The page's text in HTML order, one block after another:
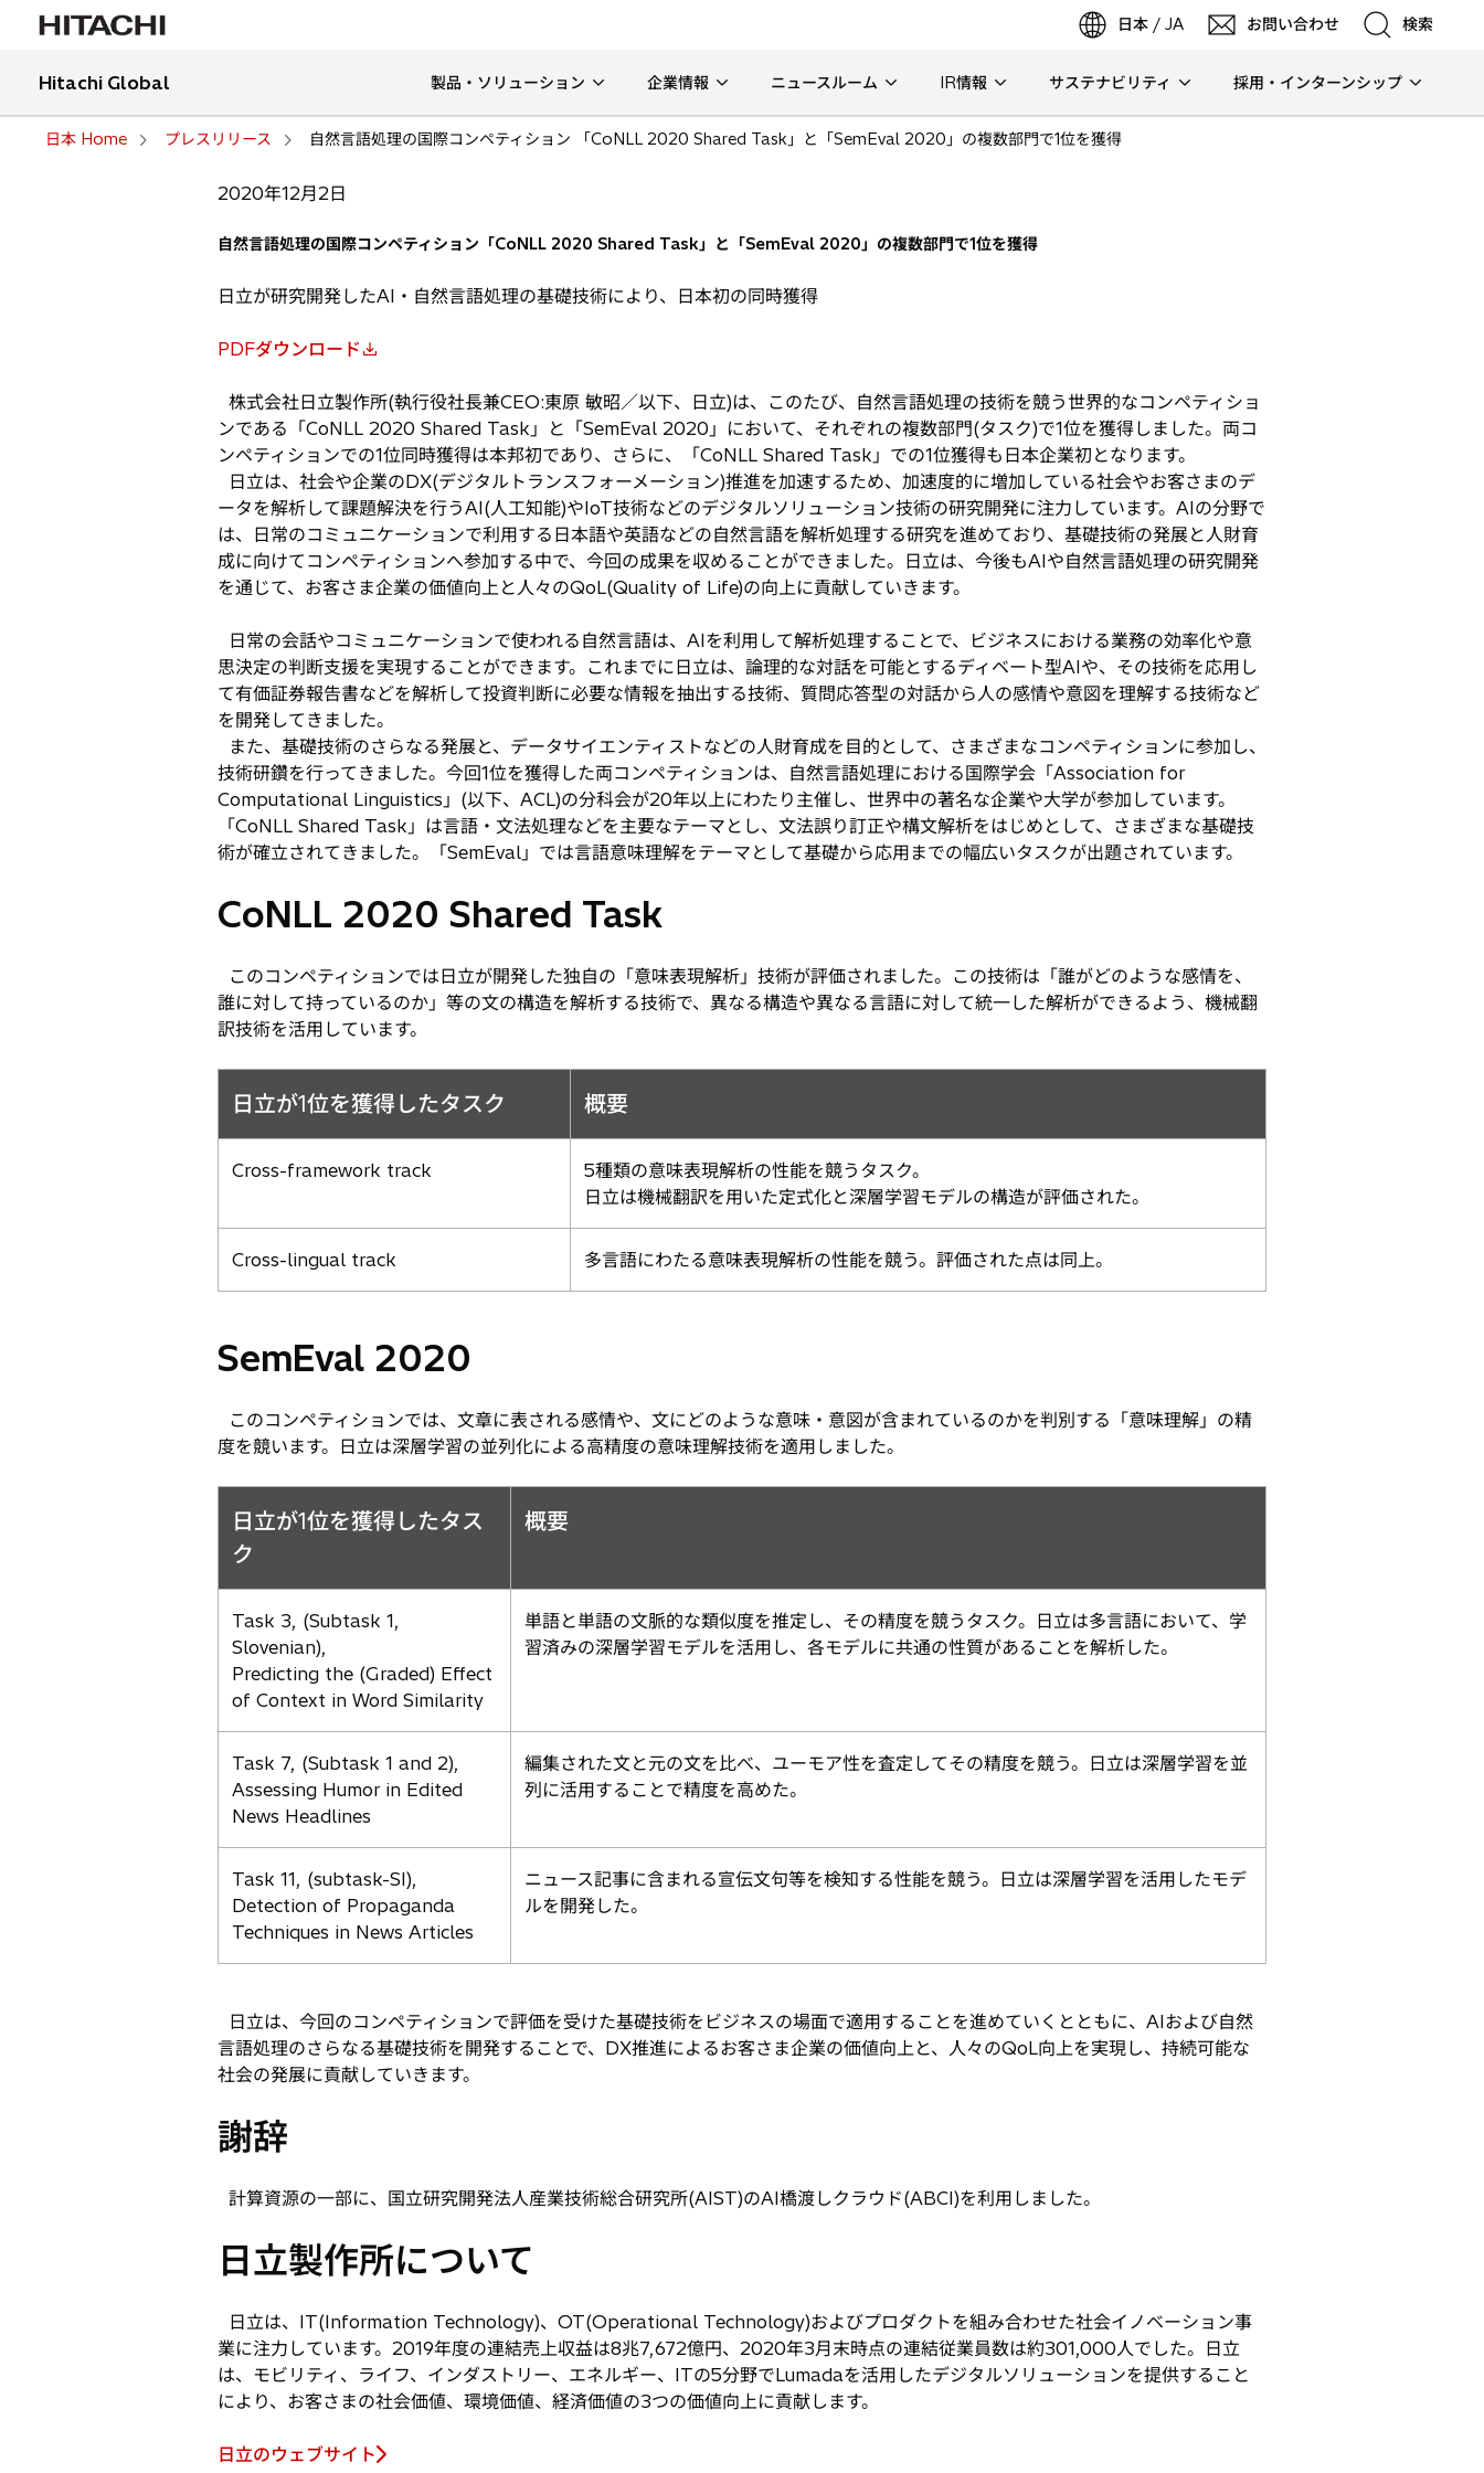
日本 / JA お問い合わせ 検索
検索
Hitachi Global 製品・ソリューション 企業情報 ニュースルーム IR情報 サステナビリティ 採用・インターンシップ
日本 Home プレスリリース 自然言語処理の国際コンペティション 「CoNLL 2020 Shared Task」と「SemEval 2020」の複数部門で1位を獲得
2020年12月2日
自然言語処理の国際コンペティション「CoNLL 2020 Shared Task」と「SemEval 2020」の複数部門で1位を獲得
日立が研究開発したAI・自然言語処理の基礎技術により、日本初の同時獲得
PDFダウンロード
新
い
タ
ブ
で
く
株式会社日立製作所(執行役社長兼CEO:東原 敏昭／以下、日立)は、このたび、自然言語処理の技術を競う世界的なコンペティショ
ンである「CoNLL 2020 Shared Task」と「SemEval 2020」において、それぞれの複数部門(タスク)で1位を獲得しました。両コ
ンペティションでの1位同時獲得は本邦初であり、さらに、「CoNLL Shared Task」での1位獲得も日本企業初となります。
日立は、社会や企業のDX(デジタルトランスフォーメーション)推進を加速するため、加速度的に増加している社会やお客さまのデ
ータを解析して課題解決を行うAI(人工知能)やIoT技術などのデジタルソリューション技術の研究開発に注力しています。AIの分野で
は、日常のコミュニケーションで利用する日本語や英語などの自然言語を解析処理する研究を進めており、基礎技術の発展と人財育
成に向けてコンペティションへ参加する中で、今回の成果を収めることができました。日立は、今後もAIや自然言語処理の研究開発
を通じて、お客さま企業の価値向上と人々のQoL(Quality of Life)の向上に貢献していきます。
日常の会話やコミュニケーションで使われる自然言語は、AIを利用して解析処理することで、ビジネスにおける業務の効率化や意
思決定の判断支援を実現することができます。これまでに日立は、論理的な対話を可能とするディベート型AIや、その技術を応用し
て有価証券報告書などを解析して投資判断に必要な情報を抽出する技術、質問応答型の対話から人の感情や意図を理解する技術など
を開発してきました。
また、基礎技術のさらなる発展と、データサイエンティストなどの人財育成を目的として、さまざまなコンペティションに参加し、
技術研鑽を行ってきました。今回1位を獲得した両コンペティションは、自然言語処理における国際学会「Association for
Computational Linguistics」(以下、ACL)の分科会が20年以上にわたり主催し、世界中の著名な企業や大学が参加しています。
「CoNLL Shared Task」は言語・文法処理などを主要なテーマとし、文法誤り訂正や構文解析をはじめとして、さまざまな基礎技
術が確立されてきました。「SemEval」では言語意味理解をテーマとして基礎から応用までの幅広いタスクが出題されています。
CoNLL 2020 Shared Task
このコンペティションでは日立が開発した独自の「意味表現解析」技術が評価されました。この技術は「誰がどのような感情を、
誰に対して持っているのか」等の文の構造を解析する技術で、異なる構造や異なる言語に対して統一した解析ができるよう、機械翻
訳技術を活用しています。
日立が1位を獲得したタスク 概要
Cross-framework track
5種類の意味表現解析の性能を競うタスク。
日立は機械翻訳を用いた定式化と深層学習モデルの構造が評価された。
Cross-lingual track 多言語にわたる意味表現解析の性能を競う。評価された点は同上。
SemEval 2020
このコンペティションでは、文章に表される感情や、文にどのような意味・意図が含まれているのかを判別する「意味理解」の精
度を競います。日立は深層学習の並列化による高精度の意味理解技術を適用しました。
日立が1位を獲得したタス
ク
概要
Task 3, (Subtask 1,
Slovenian),
Predicting the (Graded) Effect
of Context in Word Similarity
単語と単語の文脈的な類似度を推定し、その精度を競うタスク。日立は多言語において、学
習済みの深層学習モデルを活用し、各モデルに共通の性質があることを解析した。
Task 7, (Subtask 1 and 2),
Assessing Humor in Edited
News Headlines
編集された文と元の文を比べ、ユーモア性を査定してその精度を競う。日立は深層学習を並
列に活用することで精度を高めた。
Task 11, (subtask-SI),
Detection of Propaganda
Techniques in News Articles
ニュース記事に含まれる宣伝文句等を検知する性能を競う。日立は深層学習を活用したモデ
ルを開発した。
日立は、今回のコンペティションで評価を受けた基礎技術をビジネスの場面で適用することを進めていくとともに、AIおよび自然
言語処理のさらなる基礎技術を開発することで、DX推進によるお客さま企業の価値向上と、人々のQoL向上を実現し、持続可能な
社会の発展に貢献していきます。
謝辞
計算資源の一部に、国立研究開発法人産業技術総合研究所(AIST)のAI橋渡しクラウド(ABCI)を利用しました。
日立製作所について
日立は、IT(Information Technology)、OT(Operational Technology)およびプロダクトを組み合わせた社会イノベーション事
業に注力しています。2019年度の連結売上収益は8兆7,672億円、2020年3月末時点の連結従業員数は約301,000人でした。日立
は、モビリティ、ライフ、インダストリー、エネルギー、ITの5分野でLumadaを活用したデジタルソリューションを提供すること
により、お客さまの社会価値、環境価値、経済価値の3つの価値向上に貢献します。
日立のウェブサイト